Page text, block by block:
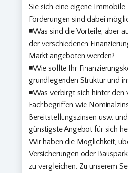
Sie sich eine eigene
Förderungen sind dabei
◾Was sind die Vorteile, aber
der verschiedenen
Markt angeboten werden?
◾Wie sollte Ihr
grundlegenden Struktur und
◾Was verbirgt sich hinter den
Fachbegriffen wie
Bereitstellungszinsen usw.
günstigste Angebot für sich
Wir haben die Möglichkeit,
Versicherungen oder
zu vergleichen. Zu unserem